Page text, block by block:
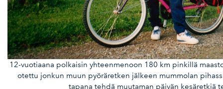
12-vuotiaana polkaisin yhteenmenoon 180 km pinkillä
otettu jonkun muun pyöräretken jälkeen mummolan
tapana tehdä muutaman päivän kesäretkiä